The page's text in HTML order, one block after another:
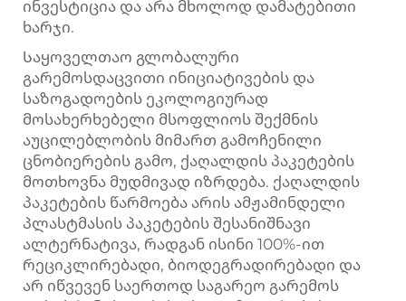
ინვესტიცია და არა მხოლოდ დამატებითი
ხარჯი.
Საყოველთაო გლობალური
გარემოსდაცვითი ინიციატივების და
საზოგადოების ეკოლოგიურად
მოსახერხებელი მსოფლიოს შექმნის
აუცილებლობის მიმართ გამოჩენილი
ცნობიერების გამო, ქაღალდის პაკეტების
მოთხოვნა მუდმივად იზრდება. ქაღალდის
პაკეტების წარმოება არის ამჟამინდელი
პლასტმასის პაკეტების შესანიშნავი
ალტერნატივა, რადგან ისინი 100%-ით
რეციკლირებადი, ბიოდეგრადირებადი და
არ იწვევენ საერთოდ საგარეო გარემოს